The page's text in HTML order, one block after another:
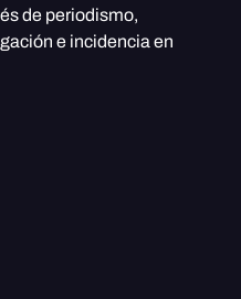
de periodismo,
e incidencia en